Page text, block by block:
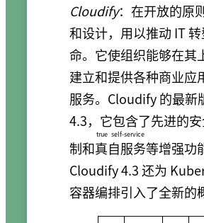
Cloudify：在开放的原
和设计，用以推动 IT
命。它使组织能够在其
建立和提供各种商业应
服务。Cloudify 的最新
4.3，它包含了先进的
制和真自服务
true self-service
等增强功
Cloudify 4.3 还为
容器编排引入了全新的